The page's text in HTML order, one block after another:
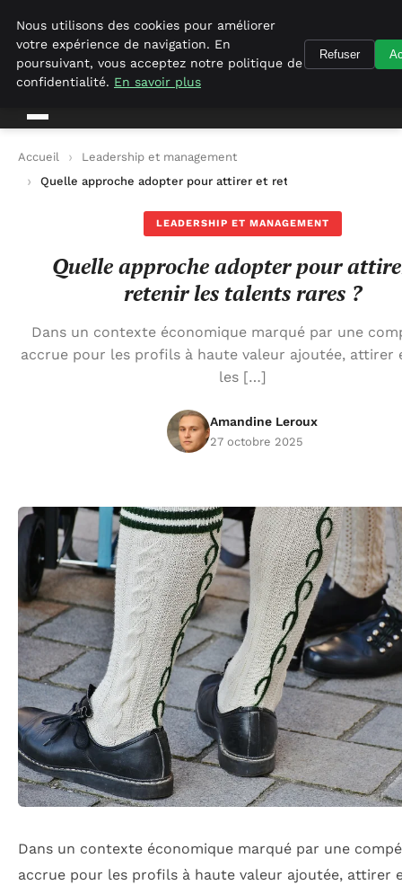
Geekgumbo
Accueil
Leadership et management
Quelle approche adopter pour attirer et retenir les talents
LEADERSHIP ET MANAGEMENT
Quelle approche adopter pour
retenir les talents rares ?
Dans un contexte économique marqué par une
accrue pour les profils à haute valeur ajoutée, attirer
les […]
Amandine Leroux
27 octobre 2025
Dans un contexte économique marqué par une
accrue pour les profils à haute valeur ajoutée, attirer
Nous utilisons des cookies pour améliorer
votre expérience de navigation. En
poursuivant, vous acceptez notre politique de
confidentialité. En savoir plus
Refuser